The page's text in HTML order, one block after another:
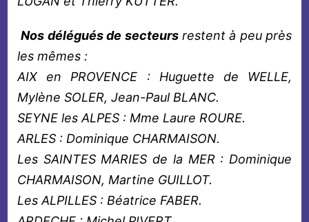
Nos délégués de secteursrestent à peu près
les mêmes :
AIX en PROVENCE : Huguette de WELLE,
Mylène SOLER, Jean-Paul BLANC.
SEYNE les ALPES : Mme Laure ROURE.
ARLES : Dominique CHARMAISON.
Les SAINTES MARIES de la MER : Dominique
CHARMAISON, Martine GUILLOT.
Les ALPILLES : Béatrice FABER.